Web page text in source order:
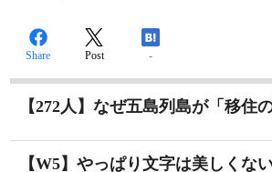
Share Post -
【272人】なぜ五島列島が「移住
【W5】やっぱり文字は美しくな